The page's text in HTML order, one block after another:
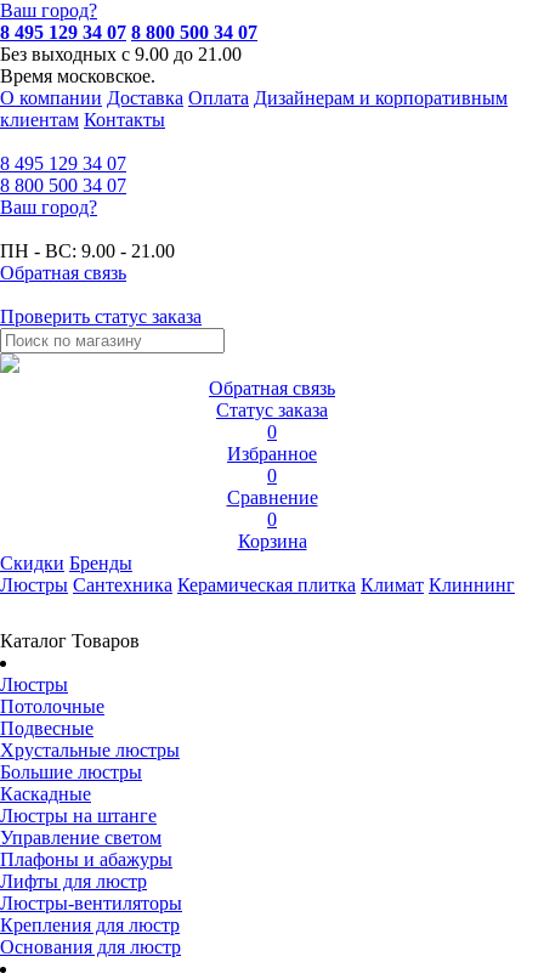
Ваш город?
8 495 129 34 07 8 800 500 34 07
Без выходных с 9.00 до 21.00
Время московское.
О компании Доставка Оплата Дизайнерам и корпоративным
клиентам Контакты
8 495 129 34 07
8 800 500 34 07
Ваш город?
ПН - ВС: 9.00 - 21.00
Обратная связь
Проверить статус заказа
Обратная связь
Статус заказа
0
Избранное
0
Сравнение
0
Корзина
Скидки Бренды
Люстры Сантехника Керамическая плитка Климат Клиннинг
Каталог Товаров
Люстры
Потолочные
Подвесные
Хрустальные люстры
Большие люстры
Каскадные
Люстры на штанге
Управление светом
Плафоны и абажуры
Лифты для люстр
Люстры-вентиляторы
Крепления для люстр
Основания для люстр